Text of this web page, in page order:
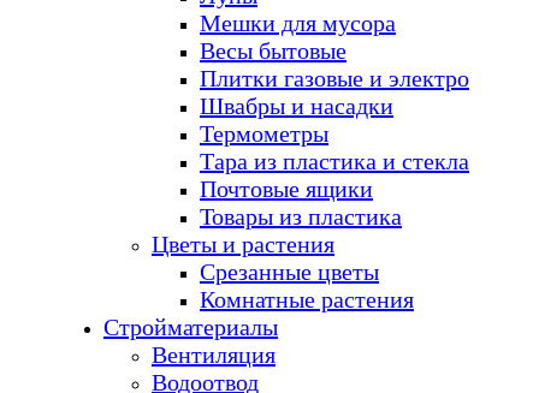
Мешки для мусора
Весы бытовые
Плитки газовые и электро
Швабры и насадки
Термометры
Тара из пластика и стекла
Почтовые ящики
Товары из пластика
Цветы и растения
Срезанные цветы
Комнатные растения
Стройматериалы
Вентиляция
Водоотвод